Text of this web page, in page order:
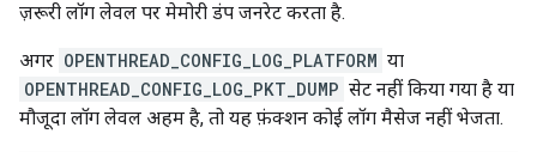
ज़रूरी लॉग लेवल पर मेमोरी डंप जनरेट करता है.
अगर OPENTHREAD_CONFIG_LOG_PLATFORM या
OPENTHREAD_CONFIG_LOG_PKT_DUMP सेट नहीं किया गया है या
मौजूदा लॉग लेवल अहम है, तो यह फ़ंक्शन कोई लॉग मैसेज नहीं भेजता.